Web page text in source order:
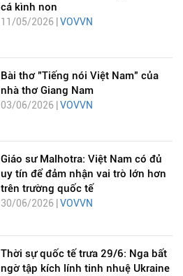
cá kình non
11/05/2026 | VOVVN
Bài thơ "Tiếng nói Việt Nam" của
nhà thơ Giang Nam
03/06/2026 | VOVVN
Giáo sư Malhotra: Việt Nam có đủ
uy tín để đảm nhận vai trò lớn hơn
trên trường quốc tế
30/06/2026 | VOVVN
Thời sự quốc tế trưa 29/6: Nga bất
ngờ tập kích lính tinh nhuệ Ukraine